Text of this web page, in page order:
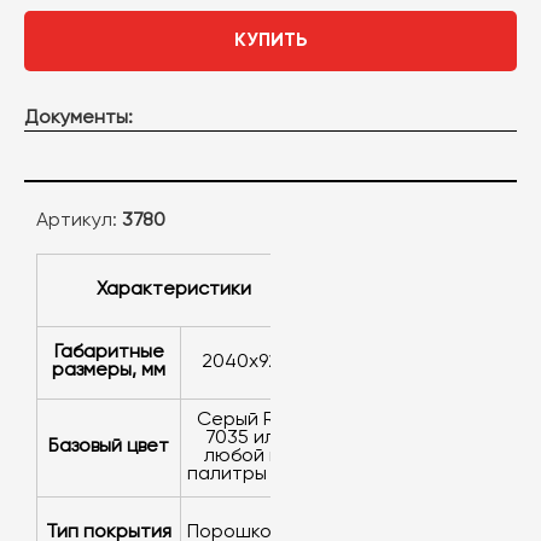
КУПИТЬ
Документы:
Артикул: 3780
Характеристики
Габаритные
размеры, мм
2040x920
Базовый цвет
серый RAL
7035 или
любой из
палитры RAL
Тип покрытия порошковое